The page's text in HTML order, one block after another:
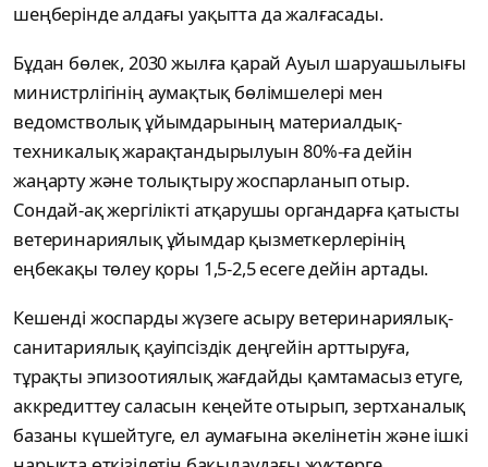
шеңберінде алдағы уақытта да жалғасады.
Бұдан бөлек, 2030 жылға қарай Ауыл шаруашылығы
министрлігінің аумақтық бөлімшелері мен
ведомстволық ұйымдарының материалдық-
техникалық жарақтандырылуын 80%-ға дейін
жаңарту және толықтыру жоспарланып отыр.
Сондай-ақ жергілікті атқарушы органдарға қатысты
ветеринариялық ұйымдар қызметкерлерінің
еңбекақы төлеу қоры 1,5-2,5 есеге дейін артады.
Кешенді жоспарды жүзеге асыру ветеринариялық-
санитариялық қауіпсіздік деңгейін арттыруға,
тұрақты эпизоотиялық жағдайды қамтамасыз етуге,
аккредиттеу саласын кеңейте отырып, зертханалық
базаны күшейтуге, ел аумағына әкелінетін және ішкі